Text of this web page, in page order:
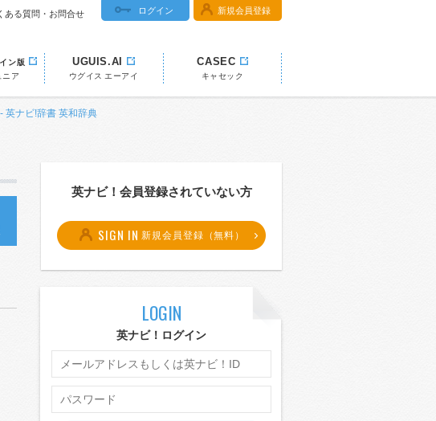
ある質問・お問合せ ログイン 新規会員登録
ン版
ア
UGUIS.AI
ウグイス エーアイ
CASEC
キャセック
英ナビ!辞書 英和辞典
英ナビ！会員登録されていない方
SIGN IN 新規会員登録（無料）
LOGIN
英ナビ！ログイン